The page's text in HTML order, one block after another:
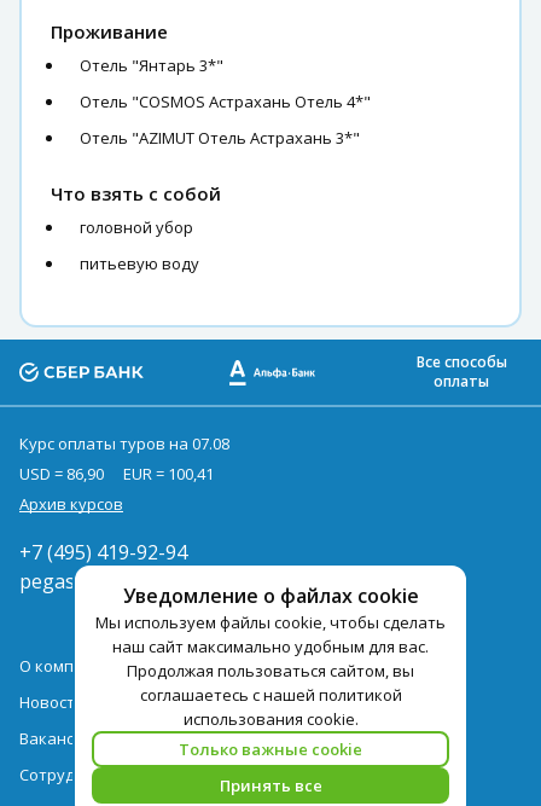
Проживание
Отель "Янтарь 3*"
Отель "COSMOS Астрахань Отель 4*"
Отель "AZIMUT Отель Астрахань 3*"
Что взять с собой
головной убор
питьевую воду
Уведомление о файлах cookie
Мы используем файлы cookie, чтобы сделать
наш сайт максимально удобным для вас.
Продолжая пользоваться сайтом, вы
соглашаетесь с нашей политикой
использования cookie.
Только важные cookie
Принять все
Все способы
оплаты
Курс оплаты туров на 07.08
USD = 86,90
EUR = 100,41
Архив курсов
+7 (495) 419-92-94
pegast@pegast.ru
О компании
Новости
Вакансии
Сотрудничество